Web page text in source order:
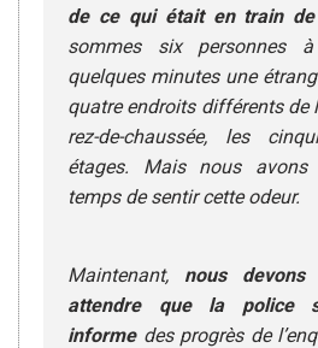
de ce qui était en train de
sommes six personnes
quelques minutes une
quatre endroits différents de
rez-de-chaussée, les
étages. Mais nous
temps de sentir cette odeur.
Maintenant, nous
attendre que la police
informedes progrès de